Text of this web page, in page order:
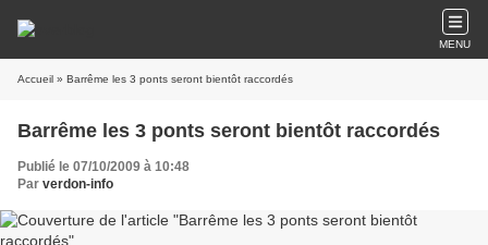
MENU
Accueil » Barrême les 3 ponts seront bientôt raccordés
Barrême les 3 ponts seront bientôt raccordés
Publié le 07/10/2009 à 10:48
Par verdon-info